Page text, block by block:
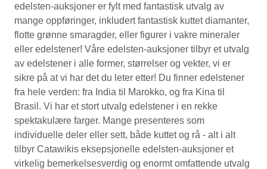
edelsten-auksjoner er fylt med fantastisk utvalg av
mange oppføringer, inkludert fantastisk kuttet diamanter,
flotte grønne smaragder, eller figurer i vakre mineraler
eller edelstener! Våre edelsten-auksjoner tilbyr et utvalg
av edelstener i alle former, størrelser og vekter, vi er
sikre på at vi har det du leter etter! Du finner edelstener
fra hele verden: fra India til Marokko, og fra Kina til
Brasil. Vi har et stort utvalg edelstener i en rekke
spektakulære farger. Mange presenteres som
individuelle deler eller sett, både kuttet og rå - alt i alt
tilbyr Catawikis eksepsjonelle edelsten-auksjoner et
virkelig bemerkelsesverdig og enormt omfattende utvalg